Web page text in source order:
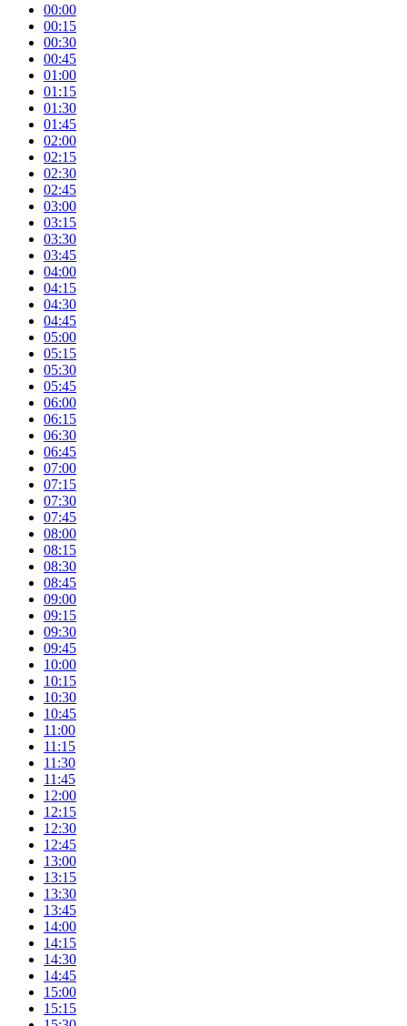
00:00
00:15
00:30
00:45
01:00
01:15
01:30
01:45
02:00
02:15
02:30
02:45
03:00
03:15
03:30
03:45
04:00
04:15
04:30
04:45
05:00
05:15
05:30
05:45
06:00
06:15
06:30
06:45
07:00
07:15
07:30
07:45
08:00
08:15
08:30
08:45
09:00
09:15
09:30
09:45
10:00
10:15
10:30
10:45
11:00
11:15
11:30
11:45
12:00
12:15
12:30
12:45
13:00
13:15
13:30
13:45
14:00
14:15
14:30
14:45
15:00
15:15